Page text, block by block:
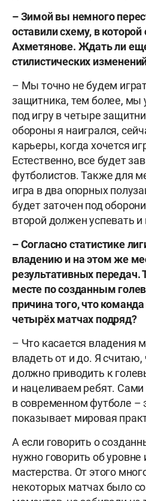
–Зимой вы немного
оставили схему, в которой
Ахметянове. Ждать ли
стилистических
– Мы точно не будем
защитника, тем более, мы
под игру в четыре
обороны я наигрался,
карьеры, когда хочется
Естественно, все будет
футболистов. Также для
игра в два опорных
будет заточен под
второй должен успевать и
–Согласно статистике
владению и на этом же
результативных
месте по созданным
причина того, что
четырёх матчах подряд?
– Что касается владения
владеть от и до. Я
должно приводить к
и нацеливаем ребят. Сами
в современном футболе –
показывает мировая
А если говорить о
нужно говорить об уровне
мастерства. От этого
некоторых матчах было